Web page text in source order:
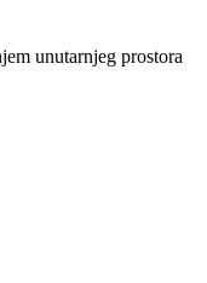
unutarnjeg prostora